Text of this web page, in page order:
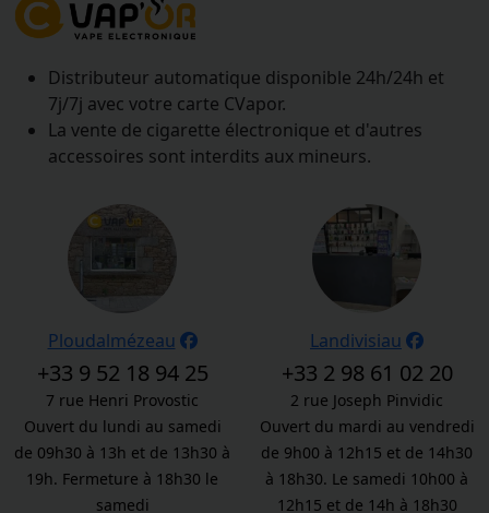
Distributeur automatique disponible 24h/24h et
7j/7j avec votre carte CVapor.
La vente de cigarette électronique et d'autres
accessoires sont interdits aux mineurs.
Ploudalmézeau
+33 9 52 18 94 25
7 rue Henri Provostic
Ouvert du lundi au samedi
de 09h30 à 13h et de 13h30 à
19h. Fermeture à 18h30 le
samedi
Landivisiau
+33 2 98 61 02 20
2 rue Joseph Pinvidic
Ouvert du mardi au vendredi
de 9h00 à 12h15 et de 14h30
à 18h30. Le samedi 10h00 à
12h15 et de 14h à 18h30